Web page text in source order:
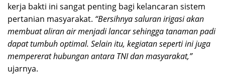
kerja bakti ini sangat penting bagi kelancaran sistem
pertanian masyarakat. “Bersihnya saluran irigasi akan
membuat aliran air menjadi lancar sehingga tanaman padi
dapat tumbuh optimal. Selain itu, kegiatan seperti ini juga
mempererat hubungan antara TNI dan masyarakat,”
ujarnya.